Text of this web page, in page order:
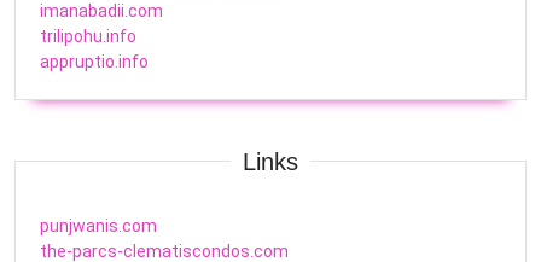
imanabadii.com
trilipohu.info
appruptio.info
Links
punjwanis.com
the-parcs-clematiscondos.com